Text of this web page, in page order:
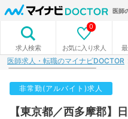
医師
求人検索 お気に入り求人
0
医師求人・転職のマイナビDOCTOR
非常勤(アルバイト)求人
【東京都／西多摩郡】